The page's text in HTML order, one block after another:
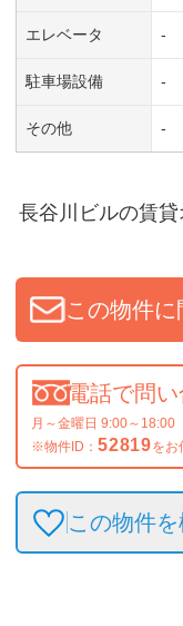
エレベータ -
駐車場設備 -
その他 -
長谷川ビルの賃
この物件
電話で問
月～金曜日 9:00～18:00
※物件ID： 52819をお
この物件